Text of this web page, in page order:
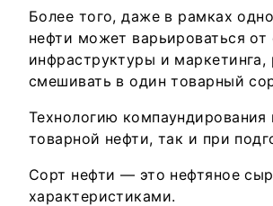
Более того, даже в рамках
нефти может варьироваться
инфраструктуры и
смешивать в один товарный
Технологию
товарной нефти, так и при
Сорт нефти — это нефтяное
характеристиками.